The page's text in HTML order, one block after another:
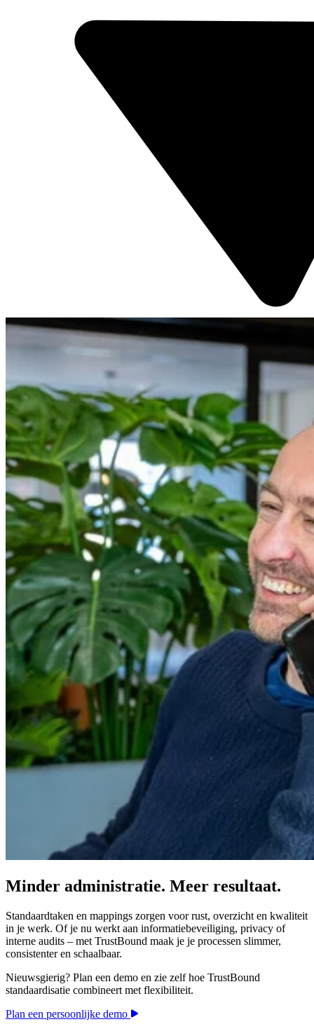
Minder administratie. Meer resultaat.
Standaardtaken en mappings zorgen voor rust, overzicht en kwaliteit
in je werk. Of je nu werkt aan informatiebeveiliging, privacy of
interne audits – met TrustBound maak je je processen slimmer,
consistenter en schaalbaar.
Nieuwsgierig? Plan een demo en zie zelf hoe TrustBound
standaardisatie combineert met flexibiliteit.
Plan een persoonlijke demo